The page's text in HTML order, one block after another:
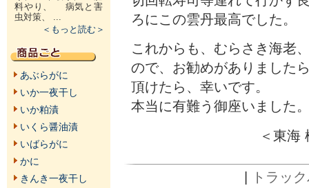
ろにこの雲丹最高でした。
これからも、むらさき海老
ので、お勧めがありました
頂けたら、幸いです。
本当に有難う御座いました
＜東
| トラッ
料やり、 病気と害
虫対策、 ...
＜もっと読む＞
あぶらがに
いか一夜干し
いか粕漬
いくら醤油漬
いばらがに
かに
きんき一夜干し